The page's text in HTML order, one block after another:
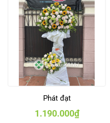
Phát đạt
1.190.000₫